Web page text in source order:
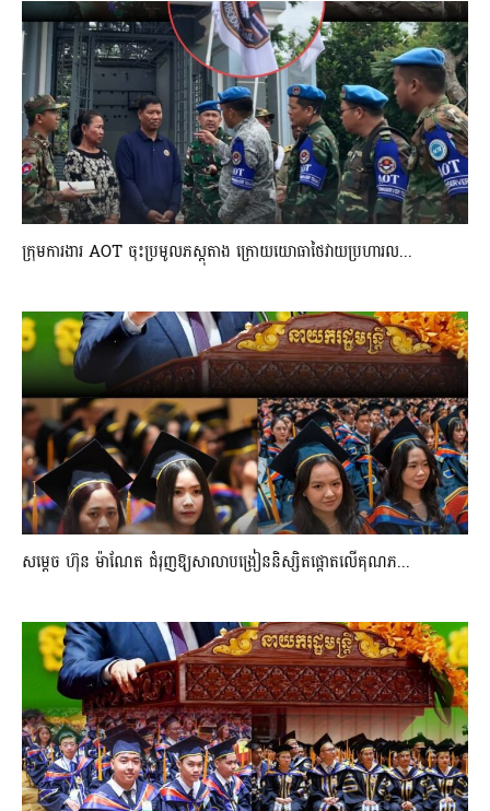
ក្រុមការងារ AOT ចុះប្រមូលភស្តុតាង ក្រោយយោធាថៃវាយប្រហារល...
សម្តេច ហ៊ុន ម៉ាណែត ជំរុញឱ្យសាលាបង្រៀននិស្សិតផ្តោតលើគុណភ...